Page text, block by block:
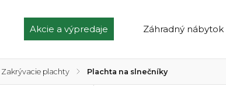
Akcie a výpredaje Záhradný nábytok
Zakrývacie plachty / Plachta na slnečníky